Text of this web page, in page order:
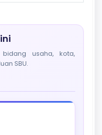
usaha, kota,
SBU.